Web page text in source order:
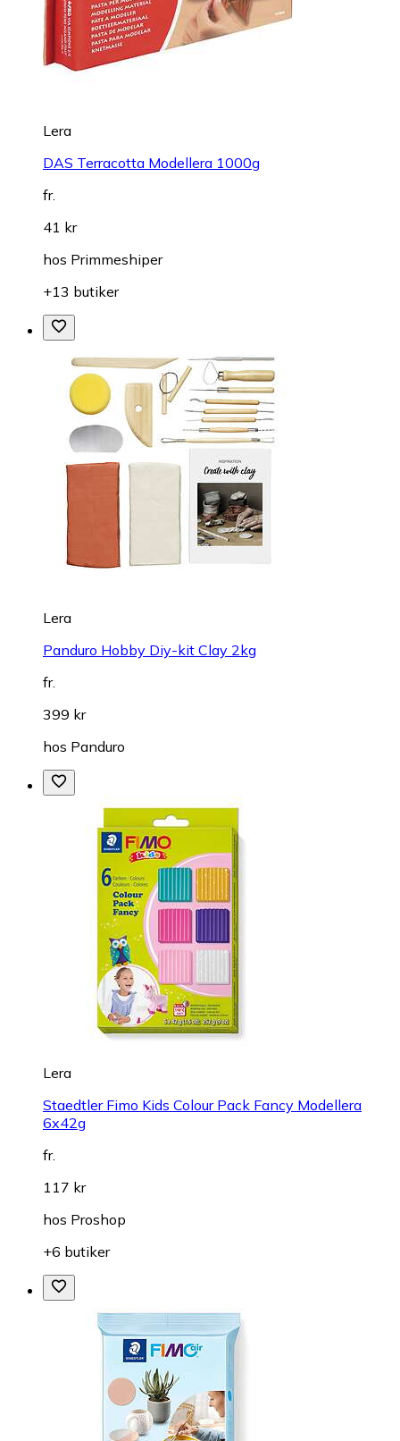
Lera
DAS Terracotta Modellera 1000g
fr.
41 kr
hos Primmeshiper
+13 butiker
Lera
Panduro Hobby Diy-kit Clay 2kg
fr.
399 kr
hos Panduro
Lera
Staedtler Fimo Kids Colour Pack Fancy Modellera
6x42g
fr.
117 kr
hos Proshop
+6 butiker